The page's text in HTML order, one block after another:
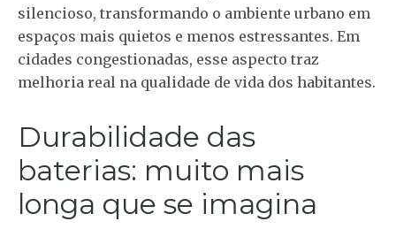
silencioso, transformando o ambiente urbano em
espaços mais quietos e menos estressantes. Em
cidades congestionadas, esse aspecto traz
melhoria real na qualidade de vida dos habitantes.
Durabilidade das
baterias: muito mais
longa que se imagina